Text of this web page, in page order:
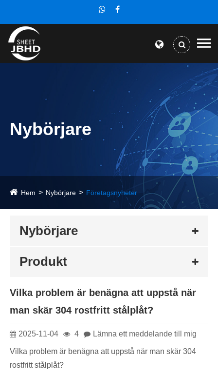
Nybörjare
Hem Nybörjare Företagsnyheter
Nybörjare
Produkt
Vilka problem är benägna att uppstå när
man skär 304 rostfritt stålplåt?
2025-11-04 4 Lämna ett meddelande till mig
Vilka problem är benägna att uppstå när man skär 304
rostfritt stålplåt?